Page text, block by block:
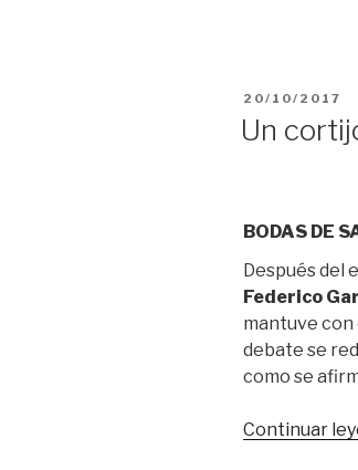
PUBLICADO
20/10/2017
Un
BODAS DE
Después del
Federico
mantuve con
debate se
como se
Continuar